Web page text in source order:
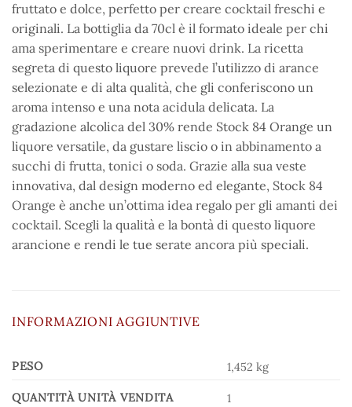
fruttato e dolce, perfetto per creare cocktail freschi e
originali. La bottiglia da 70cl è il formato ideale per chi
ama sperimentare e creare nuovi drink. La ricetta
segreta di questo liquore prevede l’utilizzo di arance
selezionate e di alta qualità, che gli conferiscono un
aroma intenso e una nota acidula delicata. La
gradazione alcolica del 30% rende Stock 84 Orange un
liquore versatile, da gustare liscio o in abbinamento a
succhi di frutta, tonici o soda. Grazie alla sua veste
innovativa, dal design moderno ed elegante, Stock 84
Orange è anche un’ottima idea regalo per gli amanti dei
cocktail. Scegli la qualità e la bontà di questo liquore
arancione e rendi le tue serate ancora più speciali.
INFORMAZIONI AGGIUNTIVE
PESO 1,452 kg
QUANTITÀ UNITÀ VENDITA 1